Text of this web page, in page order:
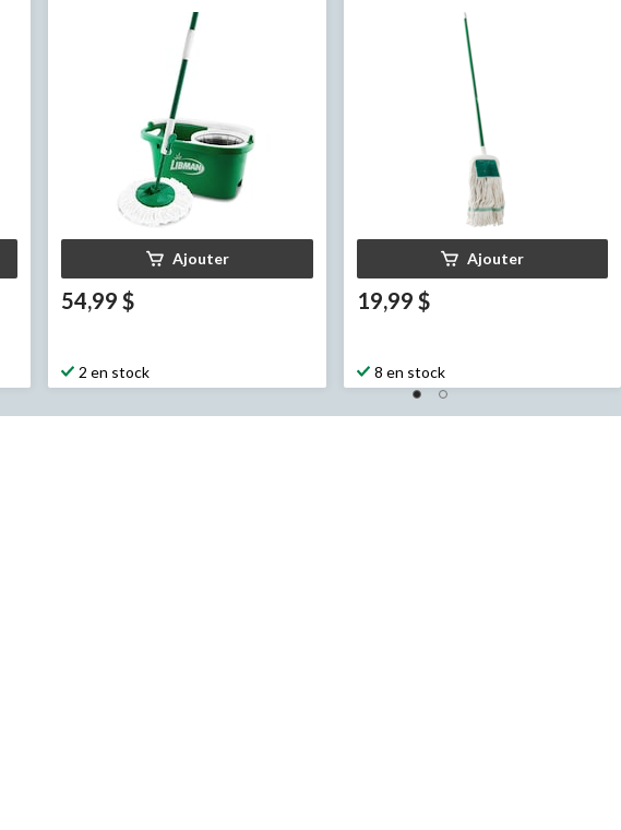
Ajouter
54,99 $
2 en stock
Ajouter
19,99 $
8 en stock